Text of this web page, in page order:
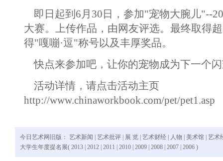
即日起到6月30日，参加"宠物大腕儿"--
大赛。上传作品，由网友评选。最终取得
得"嘎嘣·逗"称号以及丰厚奖品。
快点来参加吧，让你的宠物成为下一个
活动详情，请点击活动主页
http://www.chinaworkbook.com/pet/pet1.asp
今日艺术网旧版： 艺术新闻 艺术批评 展 览 艺术财经 人物 美术馆 艺术
大学生年度提名展( 2013 2012 2011 2010 2009 2008 2007 2006 )